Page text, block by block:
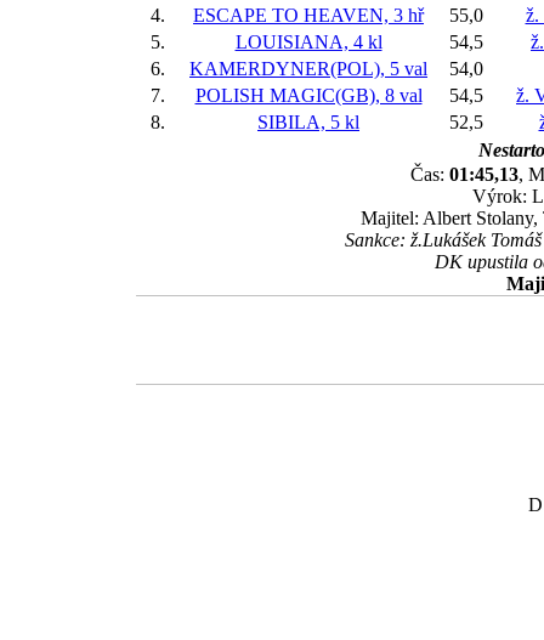
4.
ESCAPE TO HEAVEN, 3 hř 55,0
ž.
5.
LOUISIANA, 4 kl 54,5
6.
KAMERDYNER(POL), 5 val
54,0
7.
POLISH MAGIC(GB), 8 val 54,5
ž.
8.
SIBILA, 5 kl 52,5
Čas: 01:45,13,
Výrok:
Majitel: Albert
Sankce: ž.Lukášek
DK upustila